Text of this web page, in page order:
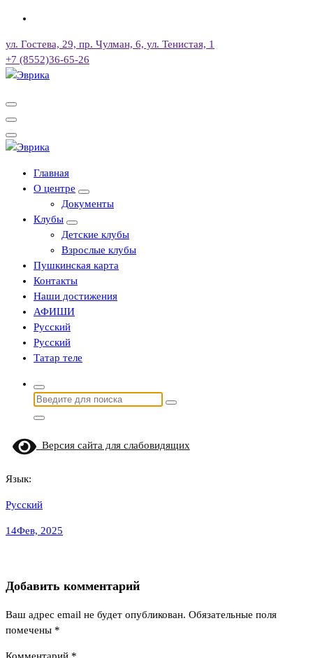
Перейти
содержимому
ул. Гостева, 29, пр. Чулман, 6, ул. Тенистая, 1
+7 (8552)36-65-26
Городской культурный центр, г. Набережные Челны
Городской культурный центр, г. Набережные Челны
Главная
О центре
Документы
Клубы
Детские клубы
Взрослые клубы
Пушкинская карта
Контакты
Наши достижения
АФИШИ
Русский
Русский
Татар теле
Найти:
Версия сайта для слабовидящих
Язык:
Русский
14Фев, 2025
Добавить комментарий
Ваш адрес email не будет опубликован. Обязательные поля
помечены *